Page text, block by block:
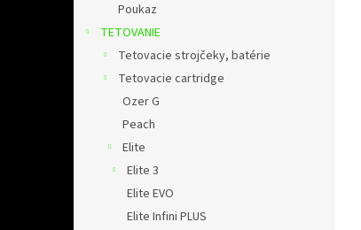
Poukaz
TETOVANIE
Tetovacie strojčeky, batérie
Tetovacie cartridge
Ozer G
Peach
Elite
Elite 3
Elite EVO
Elite Infini PLUS